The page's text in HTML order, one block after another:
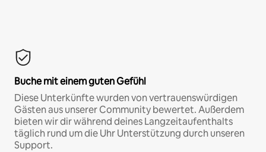
Buche mit einem guten Gefühl
Diese Unterkünfte wurden von vertrauenswürdigen
Gästen aus unserer Community bewertet. Außerdem
bieten wir dir während deines Langzeitaufenthalts
täglich rund um die Uhr Unterstützung durch unseren
Support.